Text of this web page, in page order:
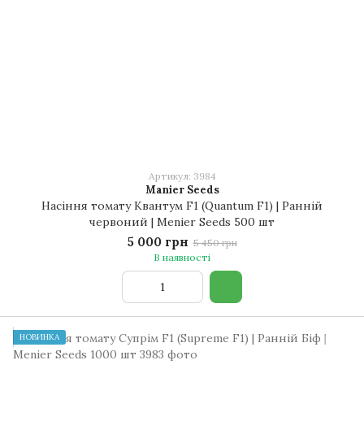
Артикул: 3984
Manier Seeds
Насіння томату Квантум F1 (Quantum F1) | Ранній
червоний | Menier Seeds 500 шт
5 000 грн 5 450 грн
В наявності
НОВИНКА